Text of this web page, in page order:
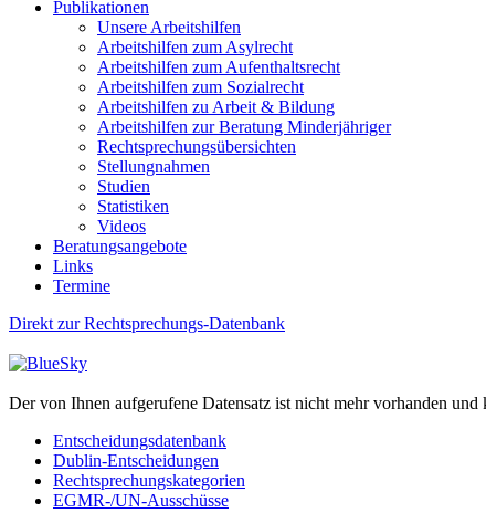
Publikationen
Unsere Arbeitshilfen
Arbeitshilfen zum Asylrecht
Arbeitshilfen zum Aufenthaltsrecht
Arbeitshilfen zum Sozialrecht
Arbeitshilfen zu Arbeit & Bildung
Arbeitshilfen zur Beratung Minderjähriger
Rechtsprechungsübersichten
Stellungnahmen
Studien
Statistiken
Videos
Beratungsangebote
Links
Termine
Direkt zur Rechtsprechungs-Datenbank
Der von Ihnen aufgerufene Datensatz ist nicht mehr vorhanden und
Entscheidungsdatenbank
Dublin-Entscheidungen
Rechtsprechungskategorien
EGMR-/UN-Ausschüsse